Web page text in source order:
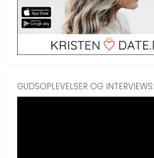
GUDSOPLEVELSER OG INTERVIEWS: